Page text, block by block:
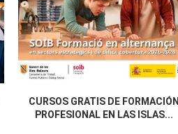
CURSOS GRATIS DE FORMACIÓN
PROFESIONAL EN LAS ISLAS...